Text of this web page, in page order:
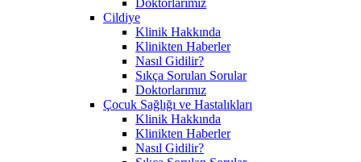
Cildiye
Klinik Hakkında
Klinikten Haberler
Nasıl Gidilir?
Sıkça Sorulan Sorular
Doktorlarımız
Çocuk Sağlığı ve Hastalıkları
Klinik Hakkında
Klinikten Haberler
Nasıl Gidilir?